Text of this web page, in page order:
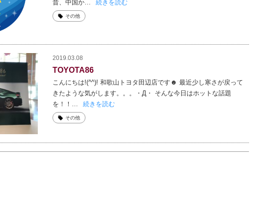
昔、中国か…
続きを読む
その他
2019.03.08
TOYOTA86
こんにちは!(^^)! 和歌山トヨタ田辺店です☻ 最近少し寒さが戻って
きたような気がします。。。・Д・ そんな今日はホットな話題
を！！…
続きを読む
その他